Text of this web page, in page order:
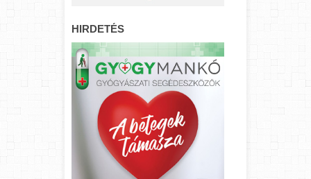
HIRDETÉS